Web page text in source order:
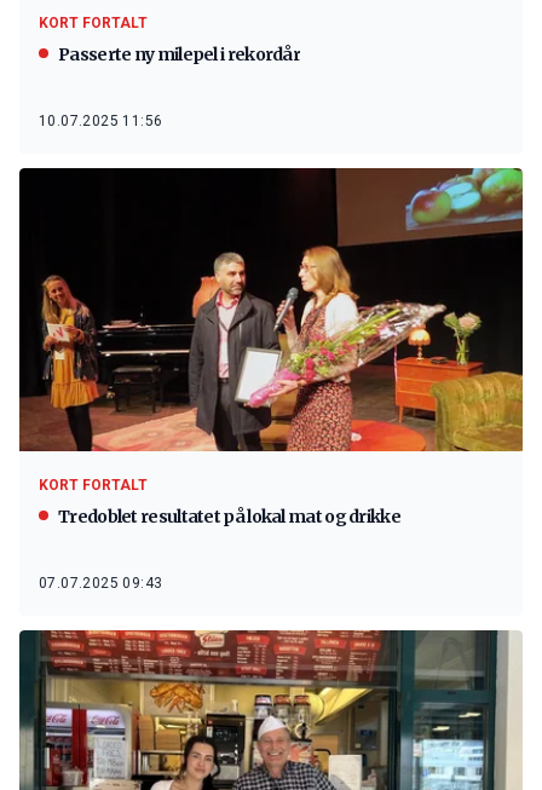
KORT FORTALT
Passerte ny milepel i rekordår
10.07.2025 11:56
KORT FORTALT
Tredoblet resultatet på lokal mat og drikke
07.07.2025 09:43